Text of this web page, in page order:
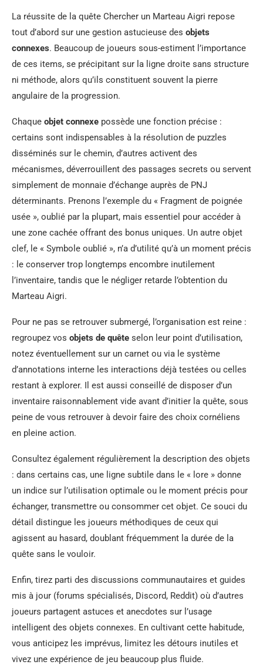
La réussite de la quête Chercher un Marteau Aigri repose
tout d’abord sur une gestion astucieuse des objets
connexes. Beaucoup de joueurs sous-estiment l’importance
de ces items, se précipitant sur la ligne droite sans structure
ni méthode, alors qu’ils constituent souvent la pierre
angulaire de la progression.
Chaque objet connexe possède une fonction précise :
certains sont indispensables à la résolution de puzzles
disséminés sur le chemin, d’autres activent des
mécanismes, déverrouillent des passages secrets ou servent
simplement de monnaie d’échange auprès de PNJ
déterminants. Prenons l’exemple du « Fragment de poignée
usée », oublié par la plupart, mais essentiel pour accéder à
une zone cachée offrant des bonus uniques. Un autre objet
clef, le « Symbole oublié », n’a d’utilité qu’à un moment précis
: le conserver trop longtemps encombre inutilement
l’inventaire, tandis que le négliger retarde l’obtention du
Marteau Aigri.
Pour ne pas se retrouver submergé, l’organisation est reine :
regroupez vos objets de quête selon leur point d’utilisation,
notez éventuellement sur un carnet ou via le système
d’annotations interne les interactions déjà testées ou celles
restant à explorer. Il est aussi conseillé de disposer d’un
inventaire raisonnablement vide avant d’initier la quête, sous
peine de vous retrouver à devoir faire des choix cornéliens
en pleine action.
Consultez également régulièrement la description des objets
: dans certains cas, une ligne subtile dans le « lore » donne
un indice sur l’utilisation optimale ou le moment précis pour
échanger, transmettre ou consommer cet objet. Ce souci du
détail distingue les joueurs méthodiques de ceux qui
agissent au hasard, doublant fréquemment la durée de la
quête sans le vouloir.
Enfin, tirez parti des discussions communautaires et guides
mis à jour (forums spécialisés, Discord, Reddit) où d’autres
joueurs partagent astuces et anecdotes sur l’usage
intelligent des objets connexes. En cultivant cette habitude,
vous anticipez les imprévus, limitez les détours inutiles et
vivez une expérience de jeu beaucoup plus fluide.